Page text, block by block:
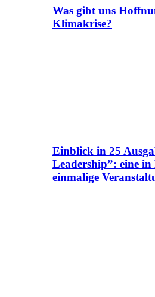
Was gibt uns
Klimakrise?
Einblick in 25
Leadership”: eine in
einmalige